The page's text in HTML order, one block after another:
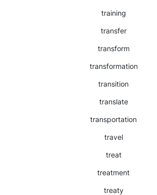
training
transfer
transform
transformation
transition
translate
transportation
travel
treat
treatment
treaty